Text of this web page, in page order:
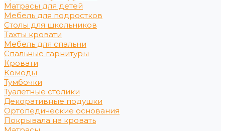
Матрасы для детей
Мебель для подростков
Столы для школьников
Тахты кровати
Мебель для спальни
Спальные гарнитуры
Кровати
Комоды
Тумбочки
Туалетные столики
Декоративные подушки
Ортопедические основания
Покрывала на кровать